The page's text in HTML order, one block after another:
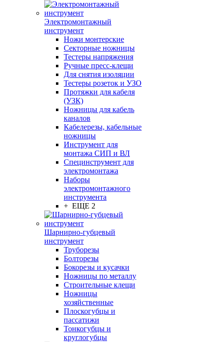
Электромонтажный
инструмент
Ножи монтерские
Секторные ножницы
Тестеры напряжения
Ручные пресс-клещи
Для снятия изоляции
Тестеры розеток и УЗО
Протяжки для кабеля
(УЗК)
Ножницы для кабель
каналов
Кабелерезы, кабельные
ножницы
Инструмент для
монтажа СИП и ВЛ
Специнструмент для
электромонтажа
Наборы
электромонтажного
инструмента
+ ЕЩЕ 2
Шарнирно-губцевый
инструмент
Труборезы
Болторезы
Бокорезы и кусачки
Ножницы по металлу
Строительные клещи
Ножницы
хозяйственные
Плоскогубцы и
пассатижи
Тонкогубцы и
круглогубцы